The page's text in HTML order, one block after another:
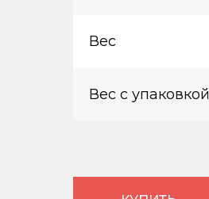
Вес
Вес с упаковкой